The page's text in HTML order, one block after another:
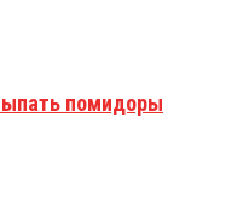
помидоры